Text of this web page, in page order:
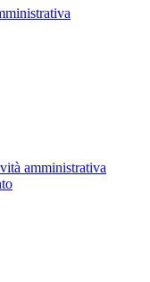
amministrativa